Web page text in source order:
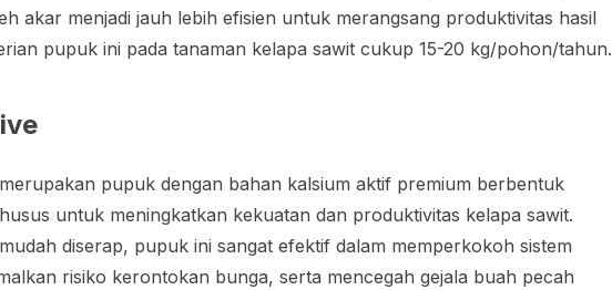
akar menjadi jauh lebih efisien untuk merangsang produktivitas hasil
pupuk ini pada tanaman kelapa sawit cukup 15-20 kg/pohon/tahun.
pupuk dengan bahan kalsium aktif premium berbentuk
untuk meningkatkan kekuatan dan produktivitas kelapa sawit.
diserap, pupuk ini sangat efektif dalam memperkokoh sistem
risiko kerontokan bunga, serta mencegah gejala buah pecah